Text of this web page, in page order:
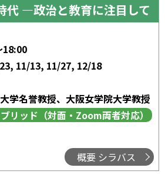
代 ―政治と教育に注目して
18:00
11/13, 11/27, 12/18
学名誉教授、大阪女学院大学教授
概要 シラバス